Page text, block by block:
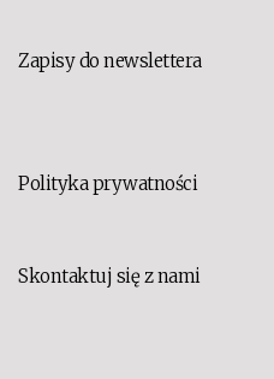
Zapisy do newslettera
Polityka prywatności
Skontaktuj się z nami